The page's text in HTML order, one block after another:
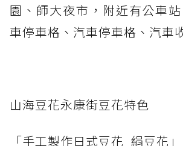
園、師大夜市，附近有公車
車停車格、汽車停車格、汽車
山海豆花永康街豆花特色
「手工製作日式豆花_絹豆花」